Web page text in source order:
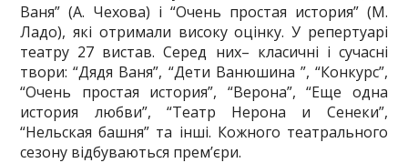
Ваня” (А. Чехова) і “Очень простая история” (М.
Ладо), які отримали високу оцінку. У репертуарі
театру 27 вистав. Серед них– класичні і сучасні
твори: “Дядя Ваня”, “Дети Ванюшина ”, “Конкурс”,
“Очень простая история”, “Верона”, “Еще одна
история любви”, “Театр Нерона и Сенеки”,
“Нельская башня” та інші. Кожного театрального
сезону відбуваються прем’єри.